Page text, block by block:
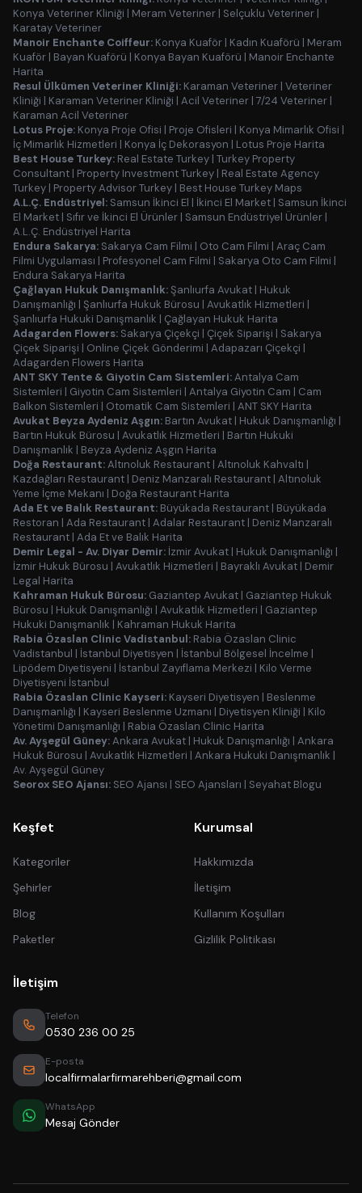
Konya Veteriner Kliniği | Meram Veteriner | Selçuklu Veteriner |
Karatay Veteriner
Manoir Enchante Coiffeur: Konya Kuaför | Kadın Kuaförü | Meram
Kuaför | Bayan Kuaförü | Konya Bayan Kuaförü | Manoir Enchante
Harita
Resul Ülkümen Veteriner Kliniği: Karaman Veteriner | Veteriner
Kliniği | Karaman Veteriner Kliniği | Acil Veteriner | 7/24 Veteriner |
Karaman Acil Veteriner
Lotus Proje: Konya Proje Ofisi | Proje Ofisleri | Konya Mimarlık Ofisi |
İç Mimarlık Hizmetleri | Konya İç Dekorasyon | Lotus Proje Harita
Best House Turkey: Real Estate Turkey | Turkey Property
Consultant | Property Investment Turkey | Real Estate Agency
Turkey | Property Advisor Turkey | Best House Turkey Maps
A.L.Ç. Endüstriyel: Samsun İkinci El | İkinci El Market | Samsun İkinci
El Market | Sıfır ve İkinci El Ürünler | Samsun Endüstriyel Ürünler |
A.L.Ç. Endüstriyel Harita
Endura Sakarya: Sakarya Cam Filmi | Oto Cam Filmi | Araç Cam
Filmi Uygulaması | Profesyonel Cam Filmi | Sakarya Oto Cam Filmi |
Endura Sakarya Harita
Çağlayan Hukuk Danışmanlık:Şanlıurfa Avukat | Hukuk
Danışmanlığı | Şanlıurfa Hukuk Bürosu | Avukatlık Hizmetleri |
Şanlıurfa Hukuki Danışmanlık | Çağlayan Hukuk Harita
Adagarden Flowers: Sakarya Çiçekçi | Çiçek Siparişi | Sakarya
Çiçek Siparişi | Online Çiçek Gönderimi | Adapazarı Çiçekçi |
Adagarden Flowers Harita
ANT SKY Tente & Giyotin Cam Sistemleri:Antalya Cam
Sistemleri | Giyotin Cam Sistemleri | Antalya Giyotin Cam | Cam
Balkon Sistemleri | Otomatik Cam Sistemleri | ANT SKY Harita
Avukat Beyza Aydeniz Aşgın: Bartın Avukat | Hukuk Danışmanlığı |
Bartın Hukuk Bürosu | Avukatlık Hizmetleri | Bartın Hukuki
Danışmanlık | Beyza Aydeniz Aşgın Harita
Doğa Restaurant:Altınoluk Restaurant | Altınoluk Kahvaltı |
Kazdağları Restaurant | Deniz Manzaralı Restaurant | Altınoluk
Yeme İçme Mekanı | Doğa Restaurant Harita
Ada Et ve Balık Restaurant: Büyükada Restaurant | Büyükada
Restoran | Ada Restaurant | Adalar Restaurant | Deniz Manzaralı
Restaurant | Ada Et ve Balık Harita
Demir Legal - Av. Diyar Demir: İzmir Avukat | Hukuk Danışmanlığı |
İzmir Hukuk Bürosu | Avukatlık Hizmetleri | Bayraklı Avukat | Demir
Legal Harita
Kahraman Hukuk Bürosu: Gaziantep Avukat | Gaziantep Hukuk
Bürosu | Hukuk Danışmanlığı | Avukatlık Hizmetleri | Gaziantep
Hukuki Danışmanlık | Kahraman Hukuk Harita
Rabia Özaslan Clinic Vadistanbul: Rabia Özaslan Clinic
Vadistanbul | İstanbul Diyetisyen | İstanbul Bölgesel İncelme |
Lipödem Diyetisyeni | İstanbul Zayıflama Merkezi | Kilo Verme
Diyetisyeni İstanbul
Rabia Özaslan Clinic Kayseri: Kayseri Diyetisyen | Beslenme
Danışmanlığı | Kayseri Beslenme Uzmanı | Diyetisyen Kliniği | Kilo
Yönetimi Danışmanlığı | Rabia Özaslan Clinic Harita
Av. Ayşegül Güney:Ankara Avukat | Hukuk Danışmanlığı | Ankara
Hukuk Bürosu | Avukatlık Hizmetleri | Ankara Hukuki Danışmanlık |
Av. Ayşegül Güney
Seorox SEO Ajansı: SEO Ajansı | SEO Ajansları | Seyahat Blogu
Keşfet
Kategoriler
Şehirler
Blog
Paketler
Kurumsal
Hakkımızda
İletişim
Kullanım Koşulları
Gizlilik Politikası
İletişim
Telefon
0530 236 00 25
E-posta
localfirmalarfirmarehberi@gmail.com
WhatsApp
Mesaj Gönder